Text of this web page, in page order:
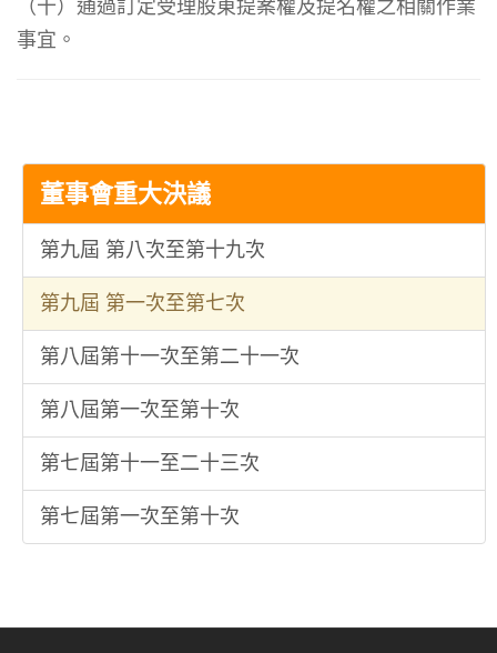
（十）通過訂定受理股東提案權及提名權之相關作業
事宜。
董事會重大決議
第九屆 第八次至第十九次
第九屆 第一次至第七次
第八屆第十一次至第二十一次
第八屆第一次至第十次
第七屆第十一至二十三次
第七屆第一次至第十次